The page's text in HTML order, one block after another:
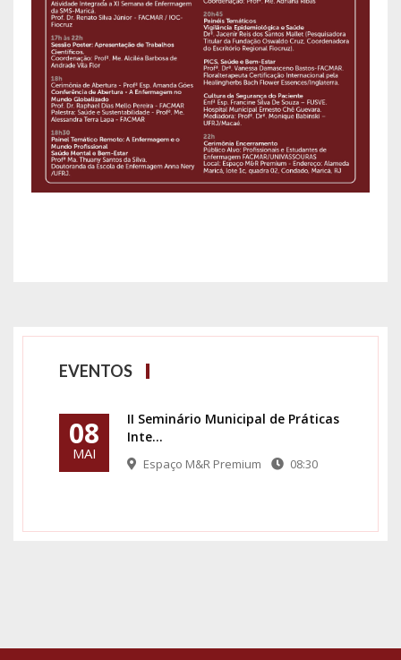
EVENTOS
08
MAI
II Seminário Municipal de Práticas
Inte...
Espaço M&R Premium 08:30